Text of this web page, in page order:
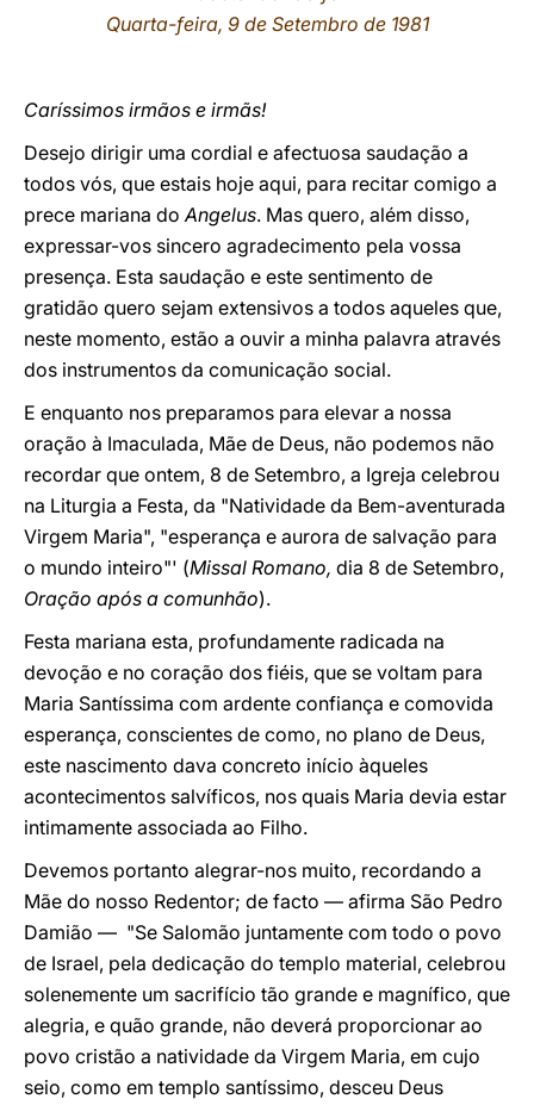
Quarta-feira, 9 de Setembro de 1981
Caríssimos irmãos e irmãs!
Desejo dirigir uma cordial e afectuosa saudação a
todos vós, que estais hoje aqui, para recitar comigo a
prece mariana doAngelus. Mas quero, além disso,
expressar-vos sincero agradecimento pela vossa
presença. Esta saudação e este sentimento de
gratidão quero sejam extensivos a todos aqueles que,
neste momento, estão a ouvir a minha palavra através
dos instrumentos da comunicação social.
E enquanto nos preparamos para elevar a nossa
oração à Imaculada, Mãe de Deus, não podemos não
recordar que ontem, 8 de Setembro, a Igreja celebrou
na Liturgia a Festa, da "Natividade da Bem-aventurada
Virgem Maria", "esperança e aurora de salvação para
o mundo inteiro"' (Missal Romano, dia 8 de Setembro,
Oração após a comunhão).
Festa mariana esta, profundamente radicada na
devoção e no coração dos fiéis, que se voltam para
Maria Santíssima com ardente confiança e comovida
esperança, conscientes de como, no plano de Deus,
este nascimento dava concreto início àqueles
acontecimentos salvíficos, nos quais Maria devia estar
intimamente associada ao Filho.
Devemos portanto alegrar-nos muito, recordando a
Mãe do nosso Redentor; de facto — afirma São Pedro
Damião — "Se Salomão juntamente com todo o povo
de Israel, pela dedicação do templo material, celebrou
solenemente um sacrifício tão grande e magnífico, que
alegria, e quão grande, não deverá proporcionar ao
povo cristão a natividade da Virgem Maria, em cujo
seio, como em templo santíssimo, desceu Deus